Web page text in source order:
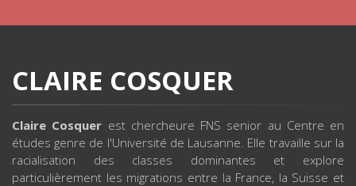
CLAIRE COSQUER
Claire Cosquer est chercheure FNS senior au Centre en
études genre de l'Université de Lausanne. Elle travaille sur la
racialisation des classes dominantes et explore
particulièrement les migrations entre la France, la Suisse et